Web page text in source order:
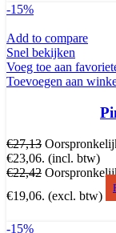
-15%
Add to compare
Snel bekijken
Voeg toe aan
Toevoegen aan
€27,13
€23,06. (incl. btw)
€22,42
€19,06. (excl. btw)
-15%